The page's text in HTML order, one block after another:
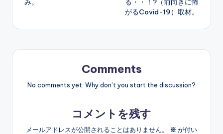
み。
る・・！?（前向きに怖
がるCovid-19）取材。
Comments
No comments yet. Why don’t you start the discussion?
コメントを残す
メールアドレスが公開されることはありません。 ※ が付い